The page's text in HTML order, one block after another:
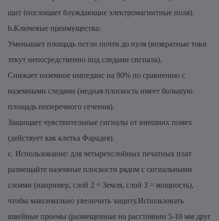
щит (поглощает блуждающие электромагнитные поля).
b.Ключевые преимущества:
Уменьшает площадь петли почти до нуля (возвратные токи
текут непосредственно под следами сигнала).
Снижает наземное импеданс на 90% по сравнению с
наземными следами (медная плоскость имеет большую
площадь поперечного сечения).
Защищает чувствительные сигналы от внешних помех
(действует как клетка Фарадея).
c. Использование: для четырехслойных печатных плат
размещайте наземные плоскости рядом с сигнальными
слоями (например, слой 2 = Земля, слой 3 = мощность),
чтобы максимально увеличить защиту.Использовать
швейные проемы (размещенные на расстоянии 5-10 мм друг